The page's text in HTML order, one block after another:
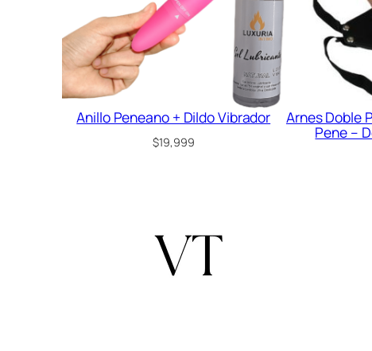
Anillo Peneano + Dildo Vibrador
$19,999
Arnes Doble
Pene –